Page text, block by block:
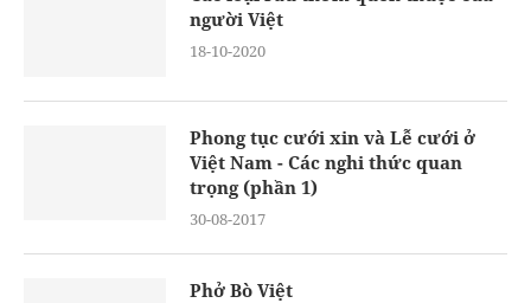
người Việt
18-10-2020
Phong tục cưới xin và Lễ cưới ở
Việt Nam - Các nghi thức quan
trọng (phần 1)
30-08-2017
Phở Bò Việt